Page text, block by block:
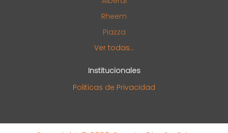
Rheem
Piazza
Ver todas...
Institucionales
Politicas de Privacidad